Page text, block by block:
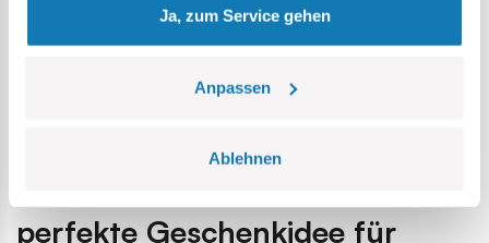
Ja, zum Service gehen
Anpassen
Ablehnen
10 Jahren.
DAS VOLLSTÄNDIGE ANGEBOT ANSEHEN
perfekte Geschenkidee für